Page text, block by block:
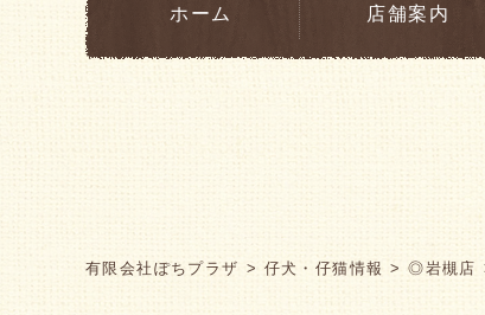
ホーム 店舗案内
有限会社ぽちプラザ 仔犬・仔猫情報 ◎岩槻店